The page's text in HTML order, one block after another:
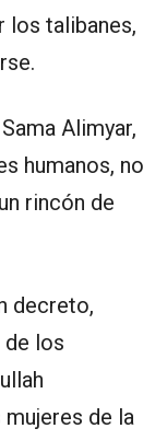
los talibanes,
Alimyar,
humanos, no
rincón de
decreto,
los
mujeres de la